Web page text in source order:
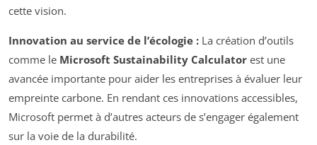
cette vision.
Innovation au service de l’écologie : La création d’outils
comme le Microsoft Sustainability Calculator est une
avancée importante pour aider les entreprises à évaluer leur
empreinte carbone. En rendant ces innovations accessibles,
Microsoft permet à d’autres acteurs de s’engager également
sur la voie de la durabilité.